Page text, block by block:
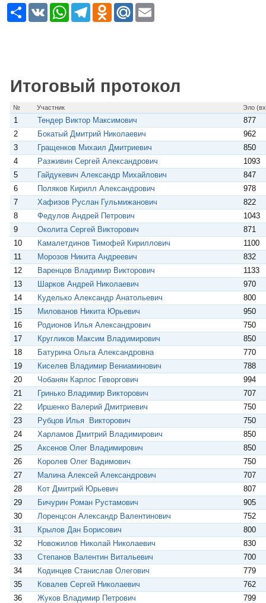
Р
V
K
W
T
O
s
n
k
i
M
Итоговый протокол
№ Участник Эло
1 Тендер Виктор Максимович
877
2
Бокатый Дмитрий Николаевич
962
3
Гращенков Михаил Дмитриевич
850
4
Разживин Сергей Александрович
1093
5
Гайдукевич Александр Михайлович
847
6
Поляков Кирилл Александрович
978
7
Хафизов Руслан Гульмижанович
822
8
Федулов Андрей Петрович
1043
9
Околита Сергей Викторович
871
10
Камалетдинов Тимофей Кириллович
1100
11
Морозов Никита Андреевич
832
12
Варенцов Владимир Викторович
1133
13
Шарков Андрей Николаевич
970
14
Куделько Александр Анатольевич
800
15
Милованов Никита Юрьевич
950
16
Родионов Илья Александрович
750
17
Кругликов Максим Владимирович
850
18
Батурина Ольга Александровна
770
19
Киселев Владимир Вениаминович
788
20
Чобанян Карлос Геворгович
994
21
Гринько Владимир Викторович
707
22
Иршенко Валерий Дмитриевич
750
23
Рубцов Илья Викторович
750
24
Харламов Дмитрий Владимирович
850
25
Аксенов Олег Владимирович
850
26
Королев Олег Вадимович
750
27
Малина Алексей Александрович
707
28
Кот Дмитрий Юрьевич
807
29
Бичурин Роман Рустамович
905
30
Лоренцсон Александр Валентинович
752
31
Крылов Дан Борисович
800
32
Новожилов Николай Николаевич
830
33
Степанов Валентин Витальевич
700
34
Кодинцев Станислав Олегович
779
35
Ковалев Сергей Николаевич
762
36
Жуков Владимир Петрович
799